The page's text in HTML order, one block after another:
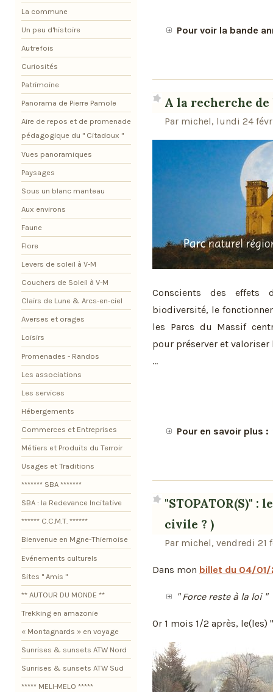
Pour voir la bande
A la recherche
Par michel, lundi 24
Conscients des
biodiversité, le
les Parcs du Massif
pour préserver et
...
Pour en savoir plus :
"STOPATOR(S)" :
civile ? )
Par michel, vendredi 21
Dans mon billet du 04/
" Force reste à la loi "
Or 1 mois 1/2 après, le(les)
La commune
Un peu d'histoire
Autrefois
Curiosités
Patrimoine
Panorama de Pierre Pamole
Aire de repos et de promenade
pédagogique du " Citadoux "
Vues panoramiques
Paysages
Sous un blanc manteau
Aux environs
Faune
Flore
Levers de soleil à V-M
Couchers de Soleil à V-M
Clairs de Lune & Arcs-en-ciel
Averses et orages
Loisirs
Promenades - Randos
Les associations
Les services
Hébergements
Commerces et Entreprises
Métiers et Produits du Terroir
Usages et Traditions
******* SBA *******
SBA : la Redevance Incitative
****** C.C.M.T. ******
Bienvenue en Mgne-Thiernoise
Evénements culturels
Sites " Amis "
** AUTOUR DU MONDE **
Trekking en amazonie
« Montagnards » en voyage
Sunrises & sunsets ATW Nord
Sunrises & sunsets ATW Sud
***** MELI-MELO *****